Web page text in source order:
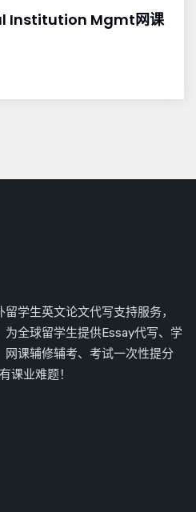
Institution Mgmt网课
学生英文论文代写支持服务，
全球留学生提供Essay代写、学
课辅修辅考、考试一次性提分
课业难题！